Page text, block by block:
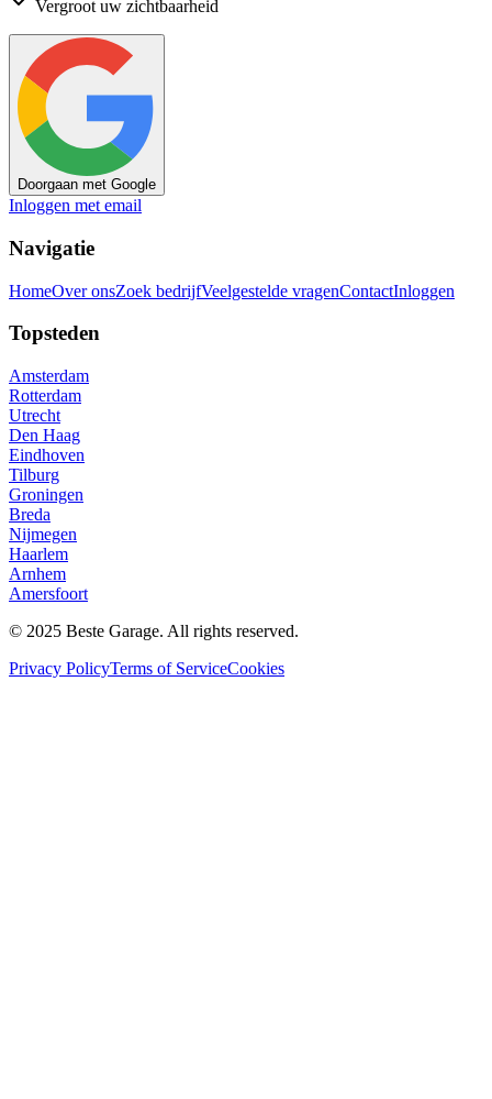
Vergroot uw zichtbaarheid
Doorgaan met Google
Inloggen met email
Navigatie
HomeOver onsZoek bedrijfVeelgestelde vragenContactInloggen
Topsteden
Amsterdam
Rotterdam
Utrecht
Den Haag
Eindhoven
Tilburg
Groningen
Breda
Nijmegen
Haarlem
Arnhem
Amersfoort
© 2025 Beste Garage. All rights reserved.
Privacy PolicyTerms of ServiceCookies